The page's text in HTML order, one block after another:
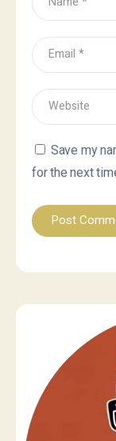
Save my
for the next